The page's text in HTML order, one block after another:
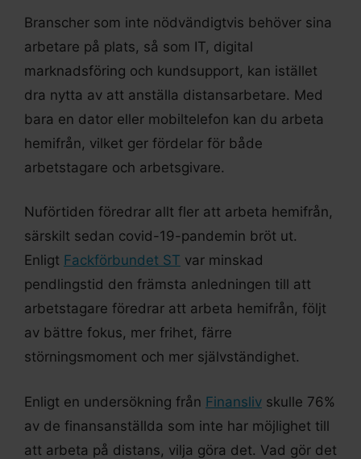
Branscher som inte nödvändigtvis behöver sina
arbetare på plats, så som IT, digital
marknadsföring och kundsupport, kan istället
dra nytta av att anställa distansarbetare. Med
bara en dator eller mobiltelefon kan du arbeta
hemifrån, vilket ger fördelar för både
arbetstagare och arbetsgivare.
Nuförtiden föredrar allt fler att arbeta hemifrån,
särskilt sedan covid-19-pandemin bröt ut.
Enligt Fackförbundet ST var minskad
pendlingstid den främsta anledningen till att
arbetstagare föredrar att arbeta hemifrån, följt
av bättre fokus, mer frihet, färre
störningsmoment och mer självständighet.
Enligt en undersökning från Finansliv skulle 76%
av de finansanställda som inte har möjlighet till
att arbeta på distans, vilja göra det. Vad gör det